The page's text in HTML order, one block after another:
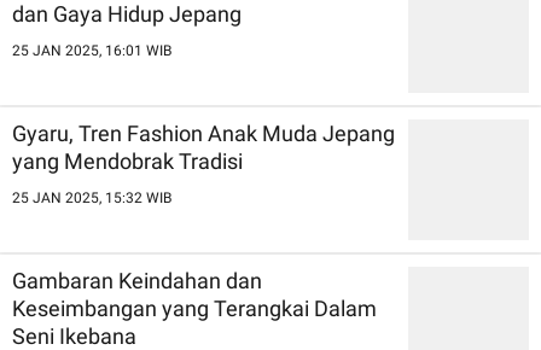
dan Gaya Hidup Jepang
25 JAN 2025, 16:01 WIB
Gyaru, Tren Fashion Anak Muda Jepang
yang Mendobrak Tradisi
25 JAN 2025, 15:32 WIB
Gambaran Keindahan dan
Keseimbangan yang Terangkai Dalam
Seni Ikebana